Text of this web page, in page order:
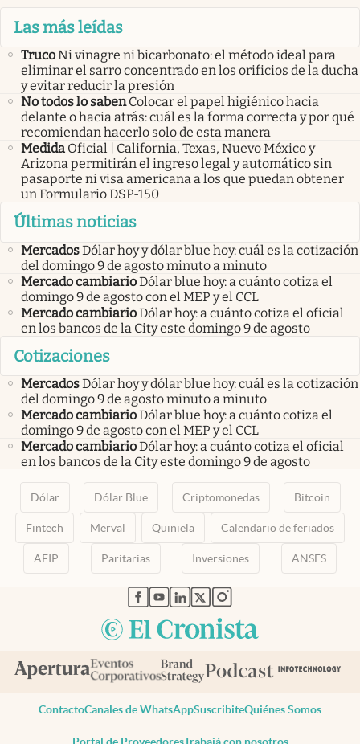
Las más leídas
TrucoNi vinagre ni bicarbonato: el método ideal para
eliminar el sarro concentrado en los orificios de la ducha
y evitar reducir la presión
No todos lo saben Colocar el papel higiénico hacia
delante o hacia atrás: cuál es la forma correcta y por qué
recomiendan hacerlo solo de esta manera
Medida Oficial | California, Texas, Nuevo México y
Arizona permitirán el ingreso legal y automático sin
pasaporte ni visa americana a los que puedan obtener
un Formulario DSP-150
Últimas noticias
MercadosDólar hoy y dólar blue hoy: cuál es la cotización
del domingo 9 de agosto minuto a minuto
Mercado cambiarioDólar blue hoy: a cuánto cotiza el
domingo 9 de agosto con el MEP y el CCL
Mercado cambiarioDólar hoy: a cuánto cotiza el oficial
en los bancos de la City este domingo 9 de agosto
Cotizaciones
MercadosDólar hoy y dólar blue hoy: cuál es la cotización
del domingo 9 de agosto minuto a minuto
Mercado cambiarioDólar blue hoy: a cuánto cotiza el
domingo 9 de agosto con el MEP y el CCL
Mercado cambiarioDólar hoy: a cuánto cotiza el oficial
en los bancos de la City este domingo 9 de agosto
Dólar Dólar Blue Criptomonedas Bitcoin
Fintech Merval Quiniela Calendario de feriados
AFIP Paritarias Inversiones ANSES
abre en nueva pestaña
abre en nueva pestaña
abre en nueva pestaña
abre en nueva pestaña
abre en nueva pestaña
ContactoCanales de WhatsAppSuscribiteQuiénes Somos
Portal de ProveedoresTrabajá con nosotros